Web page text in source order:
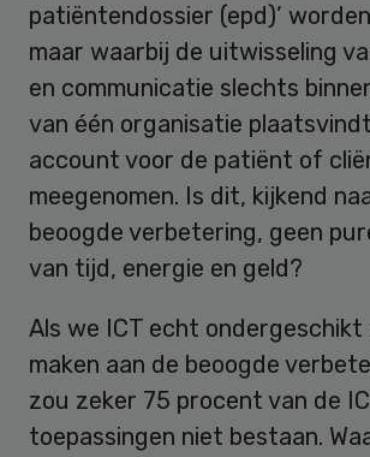
patiëntendossier (epd)’
maar waarbij de uitwisseling
en communicatie slechts
van één organisatie
account voor de patiënt of
meegenomen. Is dit, kijkend
beoogde verbetering, geen
van tijd, energie en geld?
Als we ICT echt ondergeschikt
maken aan de beoogde
zou zeker 75 procent van de
toepassingen niet bestaan.